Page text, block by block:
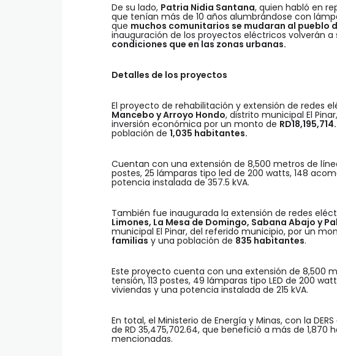
De su lado, Patria Nidia Santana, quien habló en
que tenían más de 10 años alumbrándose con
que muchos comunitarios se mudaran al pueblo
inauguración de los proyectos eléctricos volverán a
condiciones que en las zonas urbanas.
Detalles de los proyectos
El proyecto de rehabilitación y extensión de redes
Mancebo y Arroyo Hondo, distrito municipal El
inversión económica por un monto de
población de 1,035 habitantes.
Cuentan con una extensión de 8,500 metros de
postes, 25 lámparas tipo led de 200 watts, 148
potencia instalada de 357.5 kVA.
También fue inaugurada la extensión de redes
Limones, La Mesa de Domingo, Sabana Abajo y
municipal El Pinar, del referido municipio, por un
familias y una población de 835 habitantes.
Este proyecto cuenta con una extensión de 8,500
tensión, 113 postes, 49 lámparas tipo LED de 200
viviendas y una potencia instalada de 215 kVA.
En total, el Ministerio de Energía y Minas, con la
de RD 35,475,702.64, que benefició a más de
mencionadas.